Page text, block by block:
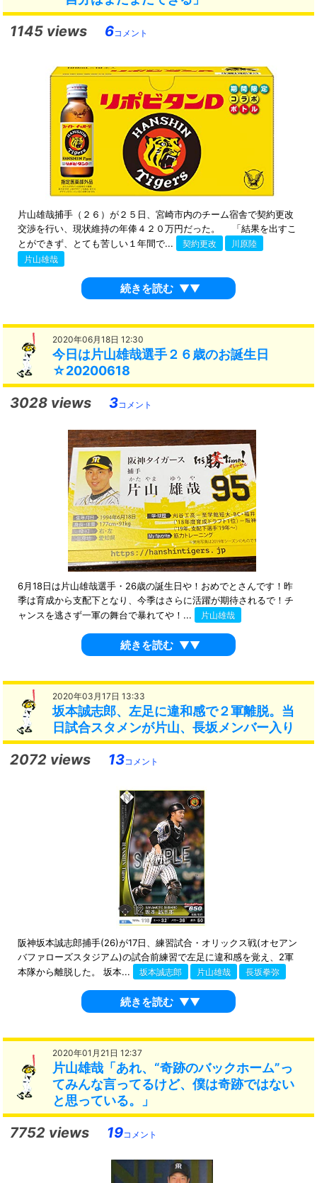
1145 views 6コメント
片山雄哉捕手（２６）が２５日、宮崎市内のチーム宿舎で契約更改
交渉を行い、現状維持の年俸４２０万円だった。 「結果を出すこ
とができず、とても苦しい１年間で...
契約更改
川原陸
片山雄哉
続きを読む ▼▼
2020年06月18日 12:30
今日は片山雄哉選手２６歳のお誕生日
☆20200618
3028 views 3コメント
6月18日は片山雄哉選手・26歳の誕生日や！おめでとさんです！昨
季は育成から支配下となり、今季はさらに活躍が期待されるで！チ
ャンスを逃さず一軍の舞台で暴れてや！...
片山雄哉
続きを読む ▼▼
2020年03月17日 13:33
坂本誠志郎、左足に違和感で２軍離脱。当
日試合スタメンが片山、長坂メンバー入り
2072 views 13コメント
阪神坂本誠志郎捕手(26)が17日、練習試合・オリックス戦(オセアン
バファローズスタジアム)の試合前練習で左足に違和感を覚え、2軍
本隊から離脱した。 坂本...
坂本誠志郎 片山雄哉 長坂拳弥
続きを読む ▼▼
2020年01月21日 12:37
片山雄哉「あれ、“奇跡のバックホーム”っ
てみんな言ってるけど、僕は奇跡ではない
と思っている。」
7752 views 19コメント